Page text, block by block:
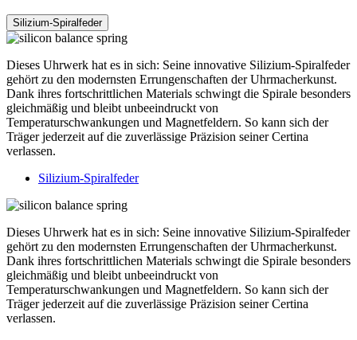
Silizium-Spiralfeder
Dieses Uhrwerk hat es in sich: Seine innovative Silizium-Spiralfeder
gehört zu den modernsten Errungenschaften der Uhrmacherkunst.
Dank ihres fortschrittlichen Materials schwingt die Spirale besonders
gleichmäßig und bleibt unbeeindruckt von
Temperaturschwankungen und Magnetfeldern. So kann sich der
Träger jederzeit auf die zuverlässige Präzision seiner Certina
verlassen.
Silizium-Spiralfeder
Dieses Uhrwerk hat es in sich: Seine innovative Silizium-Spiralfeder
gehört zu den modernsten Errungenschaften der Uhrmacherkunst.
Dank ihres fortschrittlichen Materials schwingt die Spirale besonders
gleichmäßig und bleibt unbeeindruckt von
Temperaturschwankungen und Magnetfeldern. So kann sich der
Träger jederzeit auf die zuverlässige Präzision seiner Certina
verlassen.